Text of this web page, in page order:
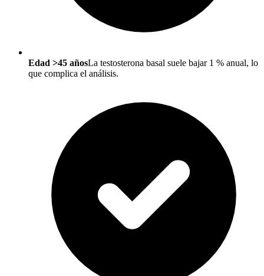
Edad >45 añosLa testosterona basal suele bajar 1 % anual, lo
que complica el análisis.